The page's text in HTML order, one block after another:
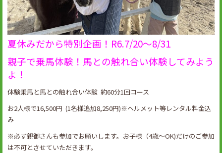
夏休みだから特別企画！R6.7/20～8/31
親子で乗馬体験！馬との触れ合い体験してみよう
よ！
体験乗馬と馬との触れ合い体験 約60分1回コース
お2人様で16,500円 (1名様追加8,250円)※ヘルメット等レンタル料金込
み
※必ず親御さんも参加でお願いします。お子様（4歳～OK)だけのご参加
は不可とさせていただきます。